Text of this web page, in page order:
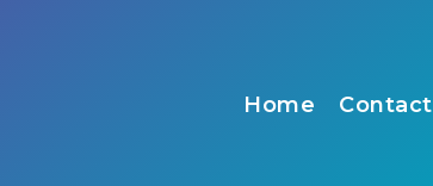
Home Contact